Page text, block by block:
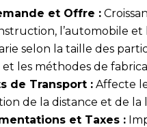
et Offre :
l’automobile et
selon la taille des
et les méthodes de
de Transport : Affecte
de la distance et de la
et Taxes :